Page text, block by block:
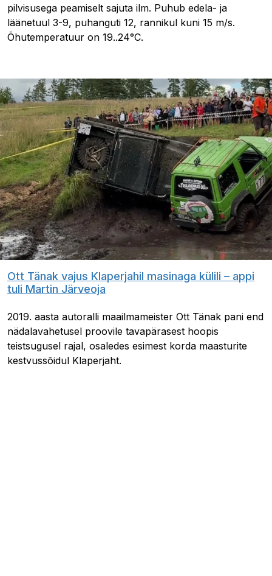
pilvisusega peamiselt sajuta ilm. Puhub edela- ja
läänetuul 3-9, puhanguti 12, rannikul kuni 15 m/s.
Õhutemperatuur on 19..24°C.
Ott Tänak vajus Klaperjahil masinaga külili – appi
tuli Martin Järveoja
2019. aasta autoralli maailmameister Ott Tänak pani end
nädalavahetusel proovile tavapärasest hoopis
teistsugusel rajal, osaledes esimest korda maasturite
kestvussõidul Klaperjaht.